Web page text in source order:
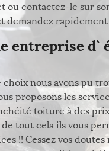
contactez-le sur
demandez
entreprise
choix nous avons pu
proposons les
toiture à des
tout cela ils vous
!! Cessez vos